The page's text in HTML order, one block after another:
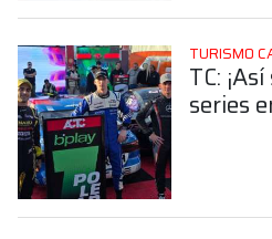
TURISMO
TC:
series